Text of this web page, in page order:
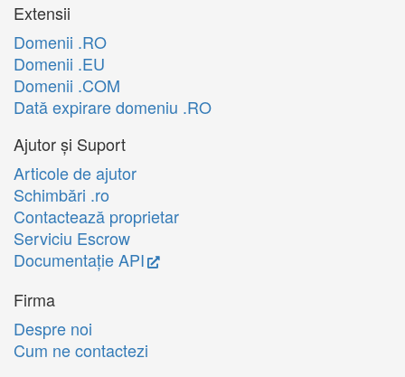
Extensii
Domenii .RO
Domenii .EU
Domenii .COM
Dată expirare domeniu .RO
Ajutor și Suport
Articole de ajutor
Schimbări .ro
Contactează proprietar
Serviciu Escrow
Documentație API
Firma
Despre noi
Cum ne contactezi